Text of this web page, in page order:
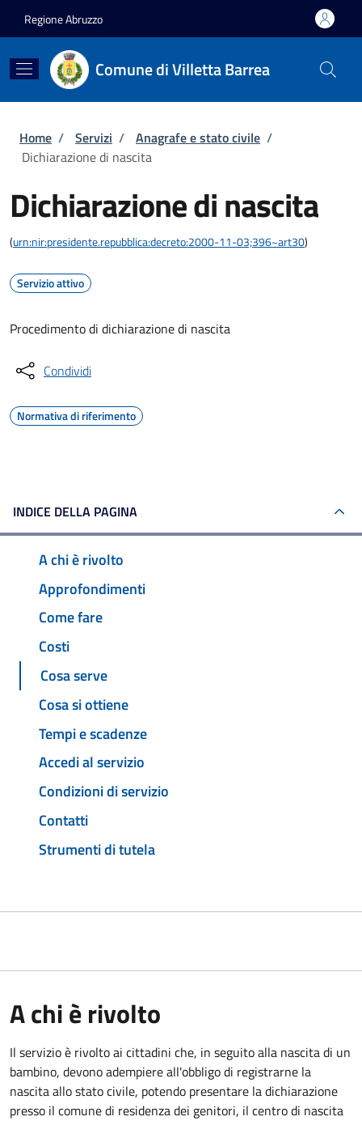
Regione Abruzzo
Comune di Villetta Barrea
Briciole di pane
Home / Servizi / Anagrafe e stato civile /
Dichiarazione di nascita
Dichiarazione di nascita
(urn:nir:presidente.repubblica:decreto:2000-11-03;396~art30)
Servizio attivo
Procedimento di dichiarazione di nascita
Condividi
Normativa di riferimento
INDICE DELLA PAGINA
A chi è rivolto
Approfondimenti
Come fare
Costi
Cosa serve
Cosa si ottiene
Tempi e scadenze
Accedi al servizio
Condizioni di servizio
Contatti
Strumenti di tutela
A chi è rivolto
Il servizio è rivolto ai cittadini che, in seguito alla nascita di un
bambino, devono adempiere all'obbligo di registrarne la
nascita allo stato civile, potendo presentare la dichiarazione
presso il comune di residenza dei genitori, il centro di nascita